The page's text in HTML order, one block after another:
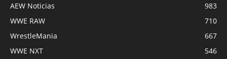
AEW Noticias
983
WWE RAW
710
WrestleMania
667
WWE NXT
546